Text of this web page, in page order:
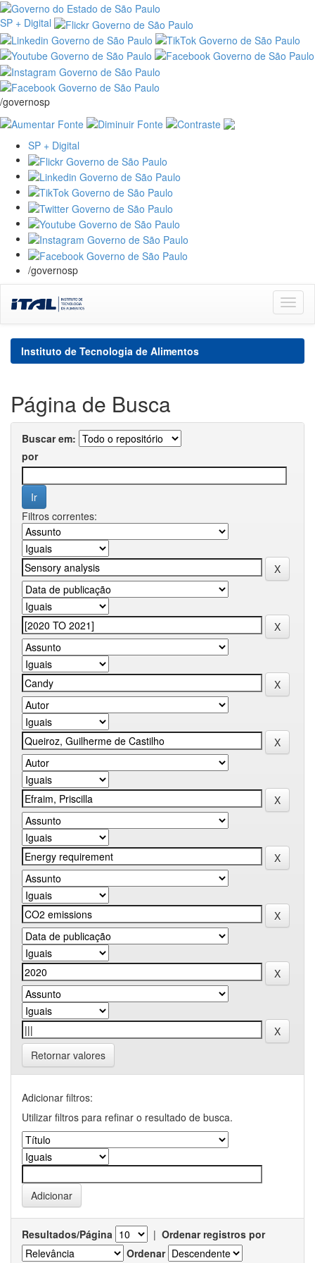
SP + Digital
/governosp
SP + Digital
/governosp
navigation
Instituto de Tecnologia de Alimentos
Página de Busca
Buscar em:
por
Filtros correntes:
Retornar valores
Adicionar filtros:
Utilizar filtros para refinar o resultado de busca.
Resultados/Página | Ordenar registros por
Ordenar